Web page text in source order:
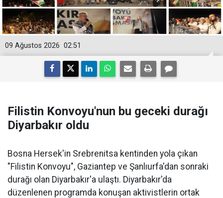
02:51
09 Ağustos 2026
Filistin Konvoyu'nun bu geceki durağı
Diyarbakır oldu
Bosna Hersek'in Srebrenitsa kentinden yola çıkan
"Filistin Konvoyu", Gaziantep ve Şanlıurfa'dan sonraki
durağı olan Diyarbakır'a ulaştı. Diyarbakır'da
düzenlenen programda konuşan aktivistlerin ortak